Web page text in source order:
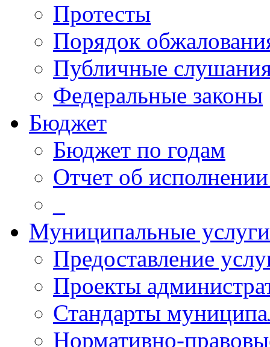
Протесты
Порядок
Публичные
Федеральные законы
Бюджет
Бюджет по годам
Отчет об
Муниципальные услуги
Предоставление
Проекты
Стандарты
Нормативно-